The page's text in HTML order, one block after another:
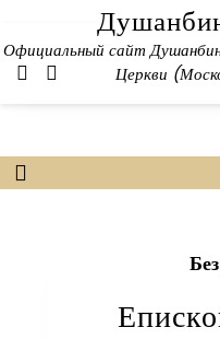
content
Официальный сайт
Церкви